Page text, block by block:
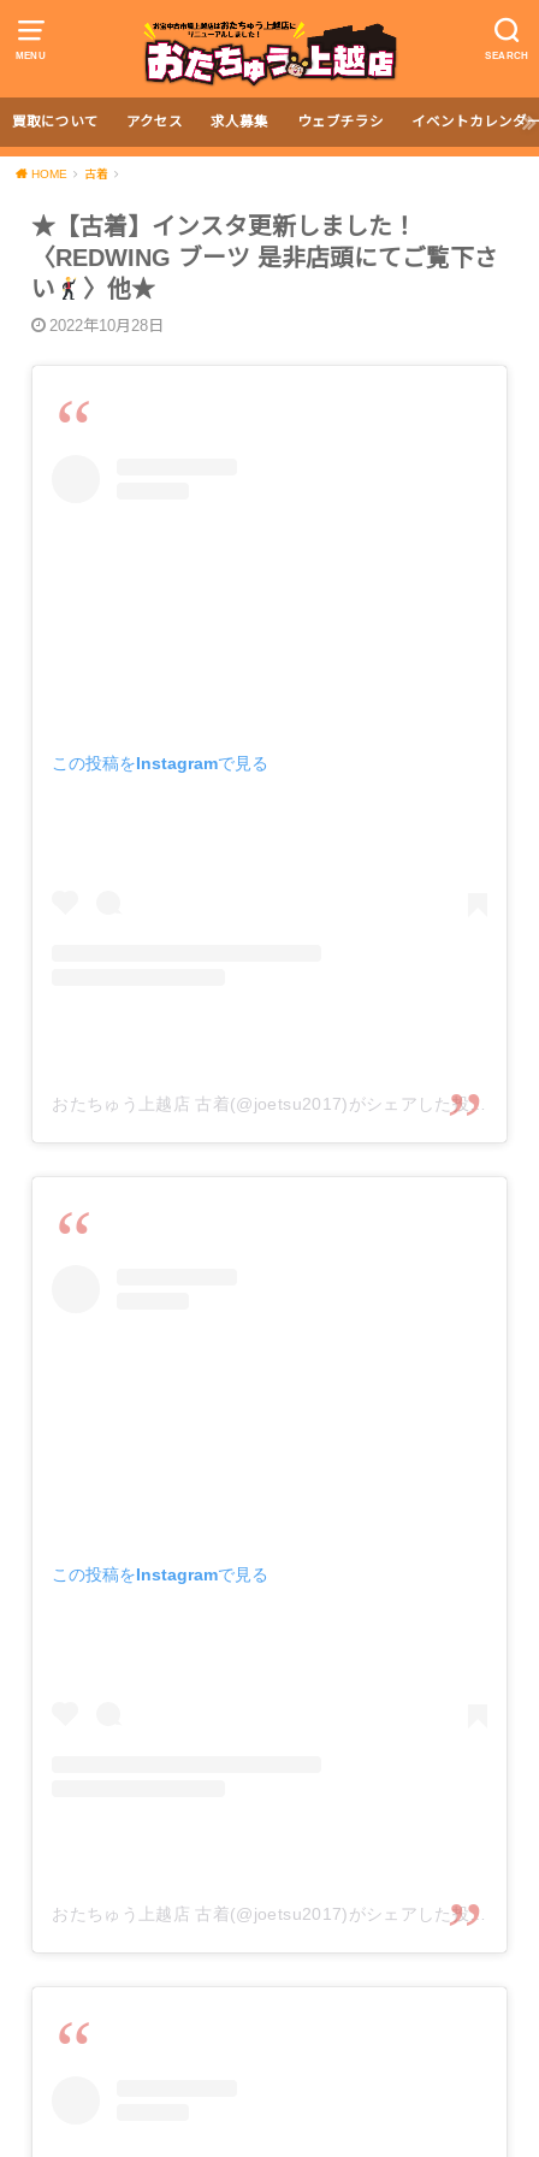
MENU SEARCH
買取について アクセス 求人募集 ウェブチラシ イベントカレンダ
HOME 古着
★【古着】インスタ更新しました！
〈REDWING ブーツ 是非店頭にてご覧下さ
い
〉他★
2022年10月28日
この投稿をInstagramで見る
おたちゅう上越店 古着(@joetsu2017)がシェアした投稿
この投稿をInstagramで見る
おたちゅう上越店 古着(@joetsu2017)がシェアした投稿